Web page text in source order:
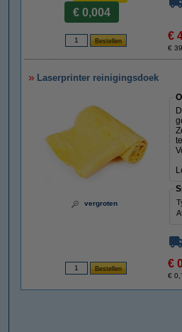
€ 0,004
€
€
Laserprinter reinigingsdoek
vergroten
€
€